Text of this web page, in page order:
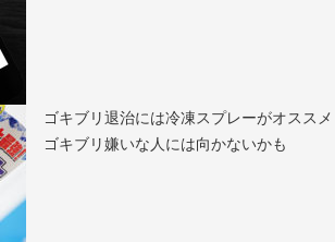
ゴキブリ退治には冷凍スプレーがオスス
ゴキブリ嫌いな人には向かないかも